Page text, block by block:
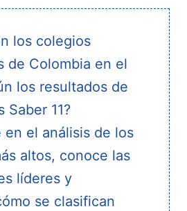
los colegios
de Colombia en el
los resultados de
Saber 11?
en el análisis de los
altos, conoce las
líderes y
se clasifican